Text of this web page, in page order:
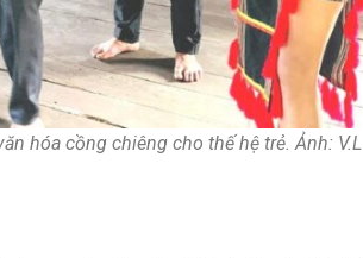
hóa cồng chiêng cho thế hệ trẻ. Ảnh: V.L